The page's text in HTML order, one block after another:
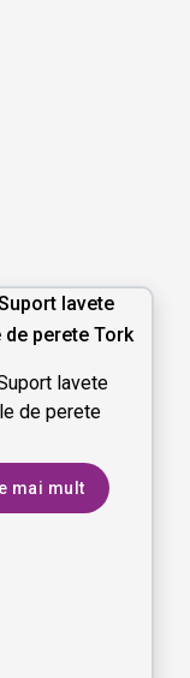
lavete
de perete
mai mult